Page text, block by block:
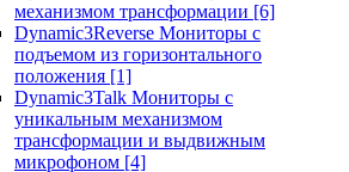
механизмом трансформации [6]
Dynamic3Reverse Мониторы с
подъемом из горизонтального
положения [1]
Dynamic3Talk Мониторы с
уникальным механизмом
трансформации и выдвижным
микрофоном [4]